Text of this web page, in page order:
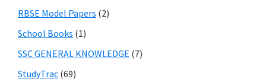
RBSE Model Papers (2)
School Books (1)
SSC GENERAL KNOWLEDGE (7)
StudyTrac (69)